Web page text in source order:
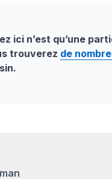
ici n’est qu’une
trouverez de